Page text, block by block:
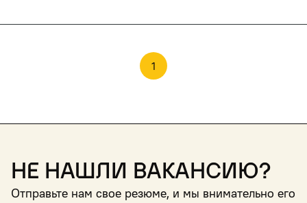
1
Не нашли вакансию?
Отправьте нам свое резюме, и мы внимательно его